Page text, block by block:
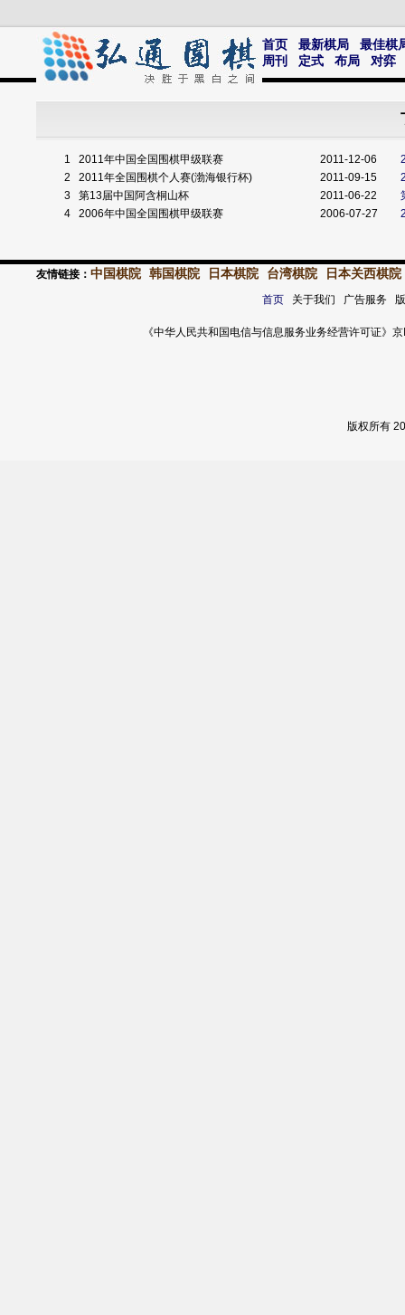
首页 最新棋局
最佳棋
周刊
定式 布局 对弈
1 2011年中国全国围棋甲级联赛 2011-12-06
2
2011年全国围棋个人赛(渤海银行杯) 2011-09-15
3
第13届中国阿含桐山杯 2011-06-22
4
2006年中国全国围棋甲级联赛 2006-07-27
友情链接： 中国棋院 韩国棋院 日本棋院 台湾棋院 日本关西棋院
首页关于我们 广告服务
《中华人民共和国电信与信息服务业务经营许可证
版权所有